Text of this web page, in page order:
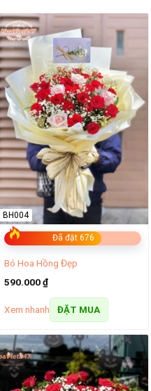
Đã đặt 676
BH004
Bó Hoa Hồng Đẹp
590.000₫
Xem nhanh ĐẶT MUA